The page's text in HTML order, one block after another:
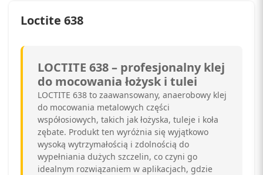
Loctite 638
LOCTITE 638 – profesjonalny klej
do mocowania łożysk i tulei
LOCTITE 638 to zaawansowany, anaerobowy klej
do mocowania metalowych części
współosiowych, takich jak łożyska, tuleje i koła
zębate. Produkt ten wyróżnia się wyjątkowo
wysoką wytrzymałością i zdolnością do
wypełniania dużych szczelin, co czyni go
idealnym rozwiązaniem w aplikacjach, gdzie